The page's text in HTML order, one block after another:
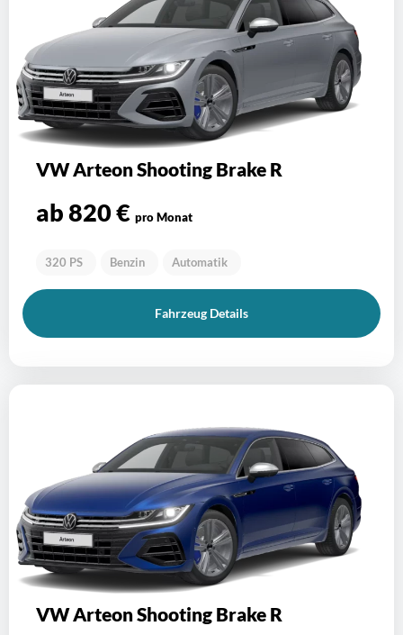
VW Arteon Shooting Brake R
ab 820 € pro Monat
320 PS Benzin Automatik
Fahrzeug Details
VW Arteon Shooting Brake R